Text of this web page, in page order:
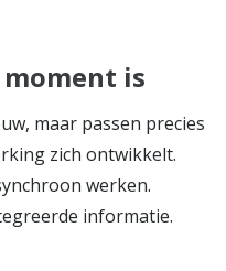
is
maar passen precies
zich ontwikkelt.
werken.
informatie.